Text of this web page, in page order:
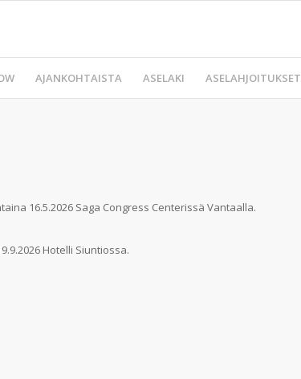
AJANKOHTAISTA ASELAKI ASELAHJOITUKSET
16.5.2026 Saga Congress Centerissä Vantaalla.
Hotelli Siuntiossa.